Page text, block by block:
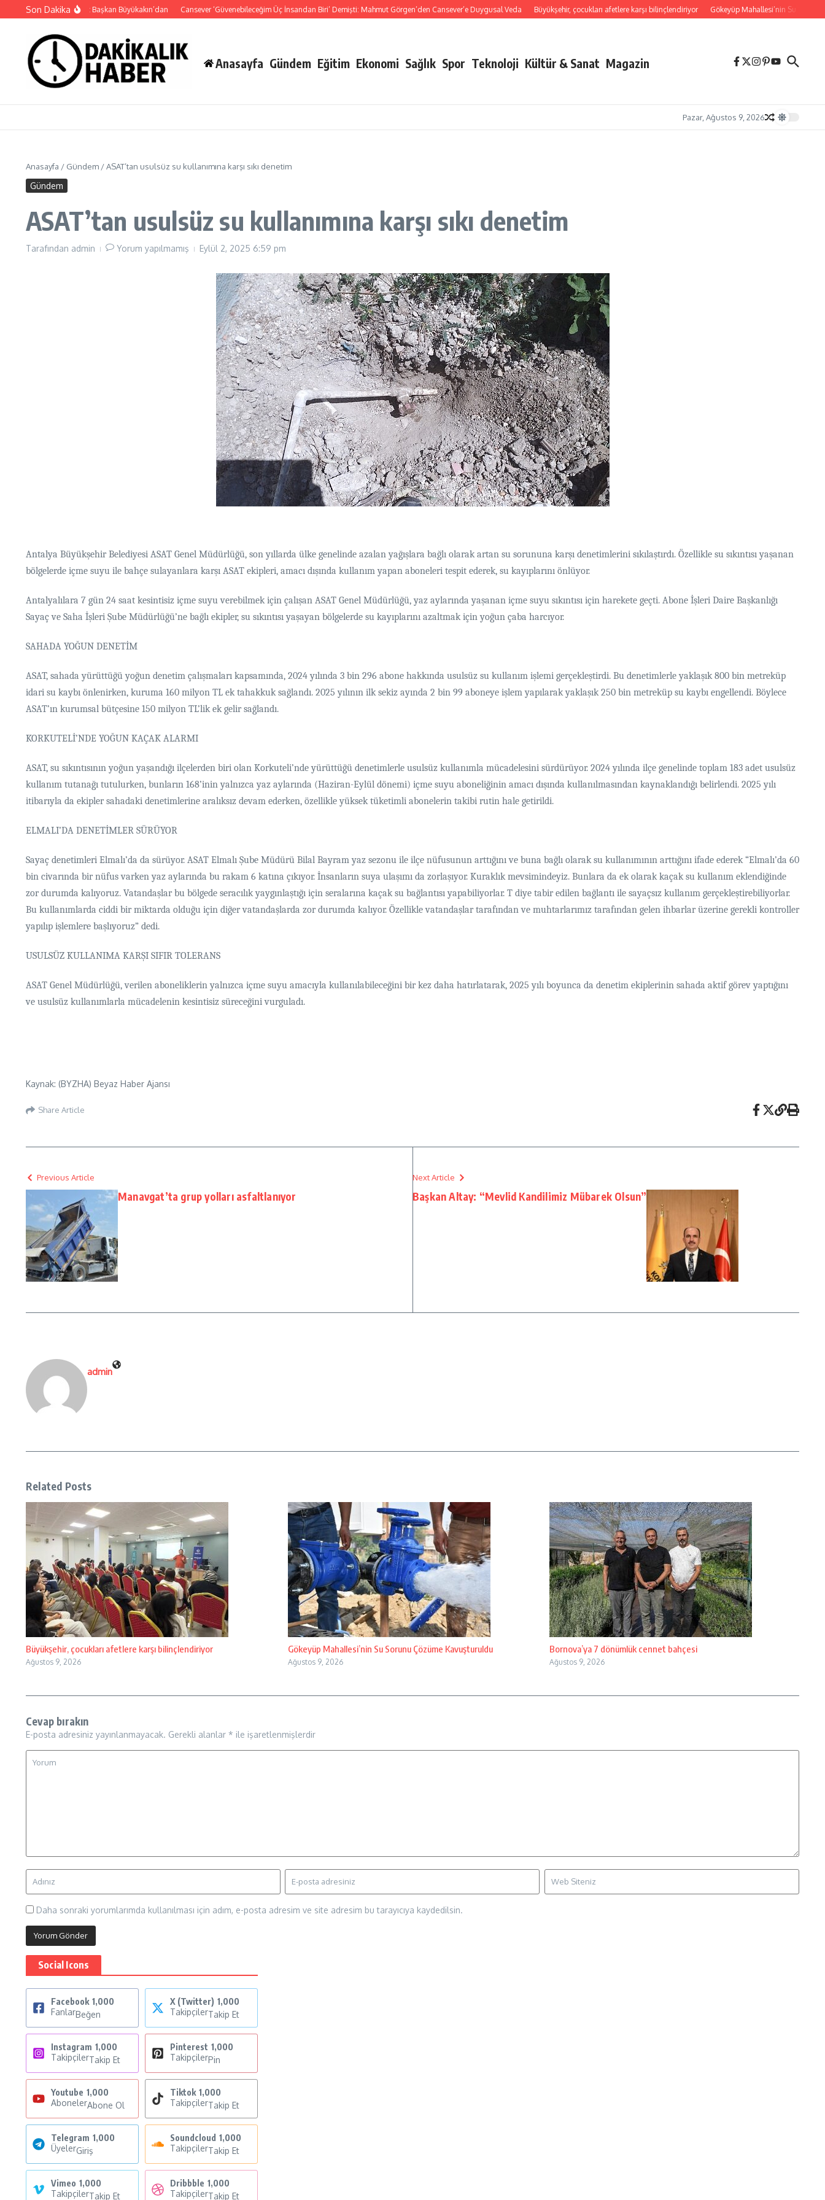
İçeriğe atlaSon Dakika
Süper Enduro’da start Başkan Büyükakın’dan Cansever ‘Güvenebileceğim Üç İnsandan Biri’ Demişti: Mahmut Görgen’den Cansever’e Duygusal Veda Büyükşehir, çocukları afetlere karşı bilinçlendiriyor Gökeyüp Mahallesi’nin Su Sorunu
Anasayfa Gündem Eğitim Ekonomi Sağlık Spor Teknoloji Kültür & Sanat Magazin
Pazar, Ağustos 9, 2026
Anasayfa / Gündem /ASAT’tan usulsüz su kullanımına karşı sıkı denetim
Gündem
ASAT’tan usulsüz su kullanımına karşı sıkı denetim
Tarafından admin Yorum yapılmamış Eylül 2, 2025 6:59 pm
Antalya Büyükşehir Belediyesi ASAT Genel Müdürlüğü, son yıllarda ülke genelinde azalan yağışlara bağlı olarak artan su sorununa karşı denetimlerini sıkılaştırdı. Özellikle su sıkıntısı yaşanan
bölgelerde içme suyu ile bahçe sulayanlara karşı ASAT ekipleri, amacı dışında kullanım yapan aboneleri tespit ederek, su kayıplarını önlüyor.
Antalyalılara 7 gün 24 saat kesintisiz içme suyu verebilmek için çalışan ASAT Genel Müdürlüğü, yaz aylarında yaşanan içme suyu sıkıntısı için harekete geçti. Abone İşleri Daire Başkanlığı
Sayaç ve Saha İşleri Şube Müdürlüğü’ne bağlı ekipler, su sıkıntısı yaşayan bölgelerde su kayıplarını azaltmak için yoğun çaba harcıyor.
SAHADA YOĞUN DENETİM
ASAT, sahada yürüttüğü yoğun denetim çalışmaları kapsamında, 2024 yılında 3 bin 296 abone hakkında usulsüz su kullanım işlemi gerçekleştirdi. Bu denetimlerle yaklaşık 800 bin metreküp
idari su kaybı önlenirken, kuruma 160 milyon TL ek tahakkuk sağlandı. 2025 yılının ilk sekiz ayında 2 bin 99 aboneye işlem yapılarak yaklaşık 250 bin metreküp su kaybı engellendi. Böylece
ASAT’ın kurumsal bütçesine 150 milyon TL’lik ek gelir sağlandı.
KORKUTELİ’NDE YOĞUN KAÇAK ALARMI
ASAT, su sıkıntısının yoğun yaşandığı ilçelerden biri olan Korkuteli’nde yürüttüğü denetimlerle usulsüz kullanımla mücadelesini sürdürüyor. 2024 yılında ilçe genelinde toplam 183 adet usulsüz
kullanım tutanağı tutulurken, bunların 168’inin yalnızca yaz aylarında (Haziran-Eylül dönemi) içme suyu aboneliğinin amacı dışında kullanılmasından kaynaklandığı belirlendi. 2025 yılı
itibarıyla da ekipler sahadaki denetimlerine aralıksız devam ederken, özellikle yüksek tüketimli abonelerin takibi rutin hale getirildi.
ELMALI’DA DENETİMLER SÜRÜYOR
Sayaç denetimleri Elmalı’da da sürüyor. ASAT Elmalı Şube Müdürü Bilal Bayram yaz sezonu ile ilçe nüfusunun arttığını ve buna bağlı olarak su kullanımının arttığını ifade ederek “Elmalı’da 60
bin civarında bir nüfus varken yaz aylarında bu rakam 6 katına çıkıyor. İnsanların suya ulaşımı da zorlaşıyor. Kuraklık mevsimindeyiz. Bunlara da ek olarak kaçak su kullanım eklendiğinde
zor durumda kalıyoruz. Vatandaşlar bu bölgede seracılık yaygınlaştığı için seralarına kaçak su bağlantısı yapabiliyorlar. T diye tabir edilen bağlantı ile sayaçsız kullanım gerçekleştirebiliyorlar.
Bu kullanımlarda ciddi bir miktarda olduğu için diğer vatandaşlarda zor durumda kalıyor. Özellikle vatandaşlar tarafından ve muhtarlarımız tarafından gelen ihbarlar üzerine gerekli kontroller
yapılıp işlemlere başlıyoruz” dedi.
USULSÜZ KULLANIMA KARŞI SIFIR TOLERANS
ASAT Genel Müdürlüğü, verilen aboneliklerin yalnızca içme suyu amacıyla kullanılabileceğini bir kez daha hatırlatarak, 2025 yılı boyunca da denetim ekiplerinin sahada aktif görev yaptığını
ve usulsüz kullanımlarla mücadelenin kesintisiz süreceğini vurguladı.
Kaynak: (BYZHA) Beyaz Haber Ajansı
Share Article
Previous Article
Manavgat’ta grup yolları asfaltlanıyor
Next Article
Başkan Altay: “Mevlid Kandilimiz Mübarek Olsun”
admin
Related Posts
Büyükşehir, çocukları afetlere karşı bilinçlendiriyor
Ağustos 9, 2026
Gökeyüp Mahallesi’nin Su Sorunu Çözüme Kavuşturuldu
Ağustos 9, 2026
Bornova’ya 7 dönümlük cennet bahçesi
Ağustos 9, 2026
Cevap bırakın
E-posta adresiniz yayınlanmayacak. Gerekli alanlar * ile işaretlenmişlerdir
Daha sonraki yorumlarımda kullanılması için adım, e-posta adresim ve site adresim bu tarayıcıya kaydedilsin.
Social Icons
Facebook 1,000
FanlarBeğen
X (Twitter) 1,000
TakipçilerTakip Et
Instagram 1,000
TakipçilerTakip Et
Pinterest 1,000
TakipçilerPin
Youtube 1,000
AbonelerAbone Ol
Tiktok 1,000
TakipçilerTakip Et
Telegram 1,000
ÜyelerGiriş
Soundcloud 1,000
TakipçilerTakip Et
Vimeo 1,000
TakipçilerTakip Et
Dribbble 1,000
TakipçilerTakip Et